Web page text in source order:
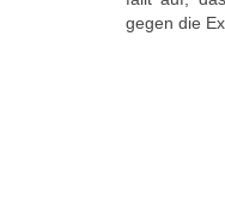
gegen die